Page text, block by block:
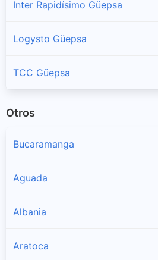
Inter Rapidísimo Güepsa
Logysto Güepsa
TCC Güepsa
Otros
Bucaramanga
Aguada
Albania
Aratoca